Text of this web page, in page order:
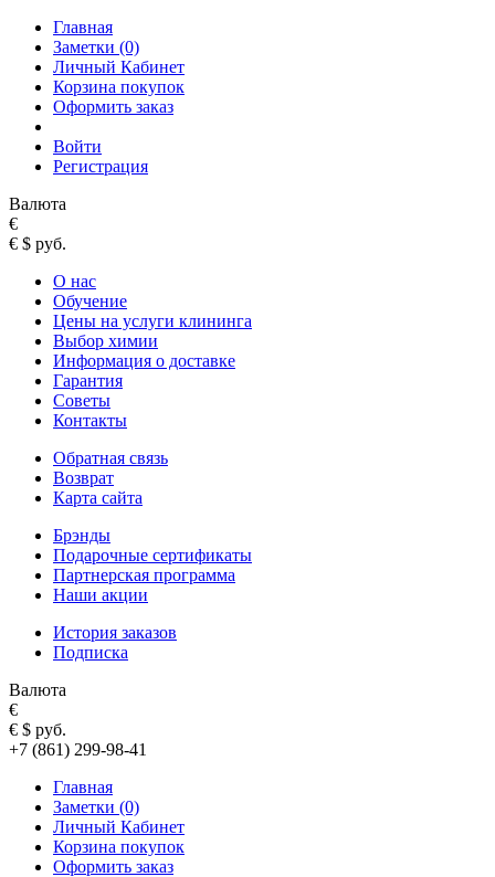
Главная
Заметки (0)
Личный Кабинет
Корзина покупок
Оформить заказ
Войти
Регистрация
Валюта
€
€ $ руб.
О нас
Обучение
Цены на услуги клининга
Выбор химии
Информация о доставке
Гарантия
Советы
Контакты
Обратная связь
Возврат
Карта сайта
Брэнды
Подарочные сертификаты
Партнерская программа
Наши акции
История заказов
Подписка
Валюта
€
€ $ руб.
+7 (861) 299-98-41
Главная
Заметки (0)
Личный Кабинет
Корзина покупок
Оформить заказ